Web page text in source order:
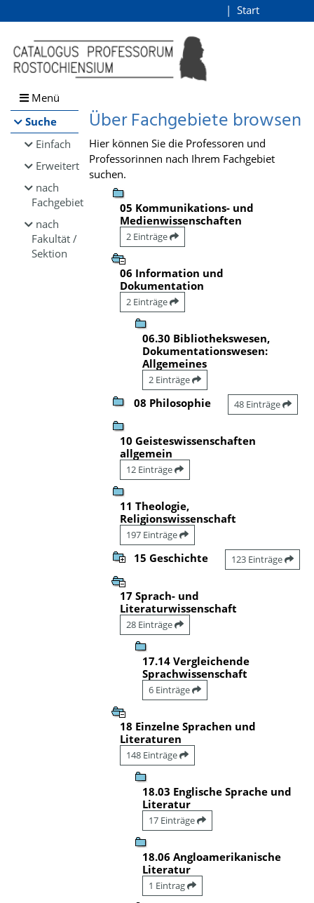
Browsen
direkt zum Inhalt
Start
Menü
Suche
Einfach
Erweitert
nach
Fachgebiet
nach
Fakultät /
Sektion
Über Fachgebiete browsen
Hier können Sie die Professoren und
Professorinnen nach Ihrem Fachgebiet
suchen.
05 Kommunikations- und
Medienwissenschaften
2 Einträge
06 Information und
Dokumentation
2 Einträge
06.30 Bibliothekswesen,
Dokumentationswesen:
Allgemeines
2 Einträge
08 Philosophie 48 Einträge
10 Geisteswissenschaften
allgemein
12 Einträge
11 Theologie,
Religionswissenschaft
197 Einträge
15 Geschichte 123 Einträge
17 Sprach- und
Literaturwissenschaft
28 Einträge
17.14 Vergleichende
Sprachwissenschaft
6 Einträge
18 Einzelne Sprachen und
Literaturen
148 Einträge
18.03 Englische Sprache und
Literatur
17 Einträge
18.06 Angloamerikanische
Literatur
1 Eintrag